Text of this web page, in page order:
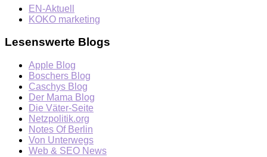
EN-Aktuell
KOKO marketing
Lesenswerte Blogs
Apple Blog
Boschers Blog
Caschys Blog
Der Mama Blog
Die Väter-Seite
Netzpolitik.org
Notes Of Berlin
Von Unterwegs
Web & SEO News